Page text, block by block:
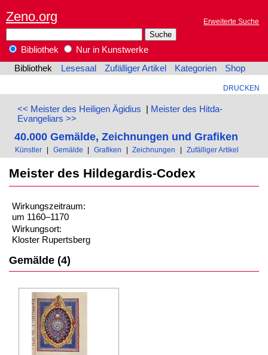
Zeno.org Erweiterte Suche
Bibliothek
Nur in Kunstwerke
Bibliothek
Lesesaal Zufälliger Artikel Kategorien Shop
DRUCKEN
<< Meister des Heiligen Ägidius | Meister des Hitda-
Evangeliars >>
40.000 Gemälde, Zeichnungen und Grafiken
Künstler | Gemälde | Grafiken | Zeichnungen | Zufälliger Artikel
Meister des Hildegardis-Codex
Wirkungszeitraum:
um 1160–1170
Wirkungsort:
Kloster Rupertsberg
Gemälde (4)